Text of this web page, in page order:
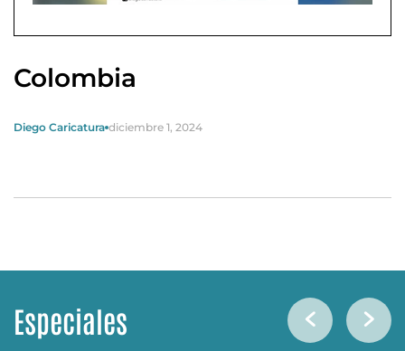
Colombia
Diego Caricatura diciembre 1, 2024
Especiales